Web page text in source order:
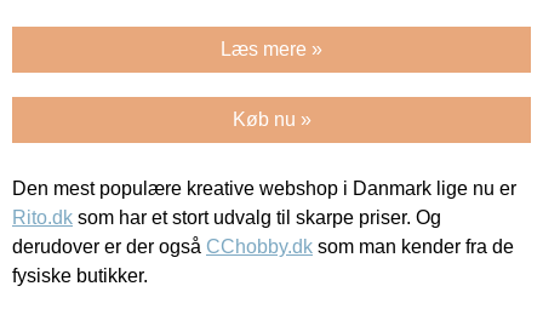
Læs mere »
Køb nu »
Den mest populære kreative webshop i Danmark lige nu er
Rito.dk som har et stort udvalg til skarpe priser. Og
derudover er der også CChobby.dk som man kender fra de
fysiske butikker.